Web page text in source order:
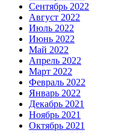
Сентябрь 2022
Август 2022
Июль 2022
Июнь 2022
Май 2022
Апрель 2022
Март 2022
Февраль 2022
Январь 2022
Декабрь 2021
Ноябрь 2021
Октябрь 2021